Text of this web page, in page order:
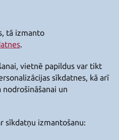
tā izmanto
.
vietnē papildus var tikt
sīkdatnes, kā arī
un
sīkdatņu izmantošanu: